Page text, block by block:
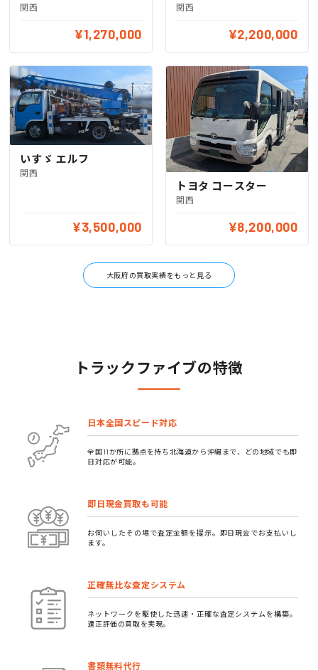
関西
¥1,270,000
関西
¥2,200,000
いすゞ エルフ
関西
¥3,500,000
トヨタ コースター
関西
¥8,200,000
大阪府の買取実績をもっと見る
トラックファイブの特徴
日本全国スピード対応
全国11か所に拠点を持ち北海道から沖縄まで、どの地域でも即
日対応が可能。
即日現金買取も可能
お伺いしたその場で査定金額を提示。即日現金でお支払いし
ます。
正確無比な査定システム
ネットワークを駆使した迅速・正確な査定システムを構築。
適正評価の買取を実現。
書類無料代行